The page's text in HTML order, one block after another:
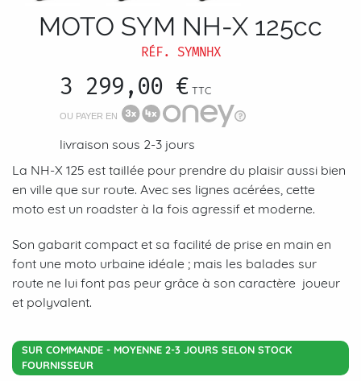
MOTO SYM NH-X 125cc
RÉF. SYMNHX
3 299,00 € TTC
OU PAYER EN
livraison sous 2-3 jours
La NH-X 125 est taillée pour prendre du plaisir aussi bien
en ville que sur route. Avec ses lignes acérées, cette
moto est un roadster à la fois agressif et moderne.
Son gabarit compact et sa facilité de prise en main en
font une moto urbaine idéale ; mais les balades sur
route ne lui font pas peur grâce à son caractère joueur
et polyvalent.
SUR COMMANDE - MOYENNE 2-3 JOURS SELON STOCK
FOURNISSEUR